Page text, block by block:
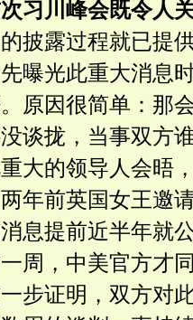
习川峰会既令人
披露过程就已提
曝光此重大消息
原因很简单：那
谈拢，当事双方
大的领导人会晤
年前英国女王邀
息提前近半年就
周，中美官方才
步证明，双方对